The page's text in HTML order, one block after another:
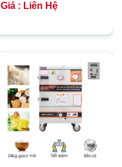
Giá : Liên Hệ